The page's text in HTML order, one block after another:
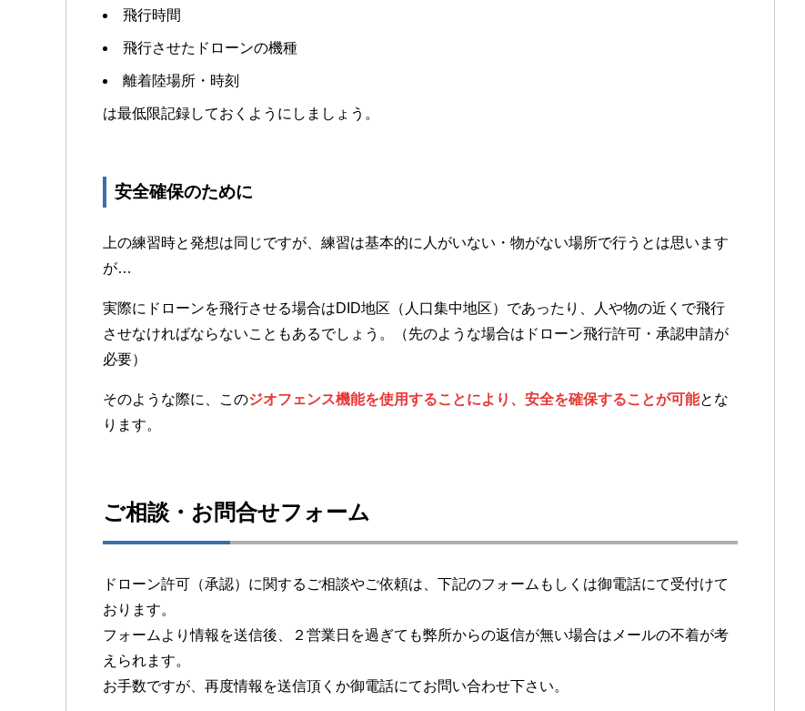
飛行時間
飛行させたドローンの機種
離着陸場所・時刻
は最低限記録しておくようにしましょう。
安全確保のために
上の練習時と発想は同じですが、練習は基本的に人がいない・物がない場所で行うとは思います
が…
実際にドローンを飛行させる場合はDID地区（人口集中地区）であったり、人や物の近くで飛行
させなければならないこともあるでしょう。（先のような場合はドローン飛行許可・承認申請が
必要）
そのような際に、このジオフェンス機能を使用することにより、安全を確保することが可能とな
ります。
ご相談・お問合せフォーム
ドローン許可（承認）に関するご相談やご依頼は、下記のフォームもしくは御電話にて受付けて
おります。
フォームより情報を送信後、２営業日を過ぎても弊所からの返信が無い場合はメールの不着が考
えられます。
お手数ですが、再度情報を送信頂くか御電話にてお問い合わせ下さい。